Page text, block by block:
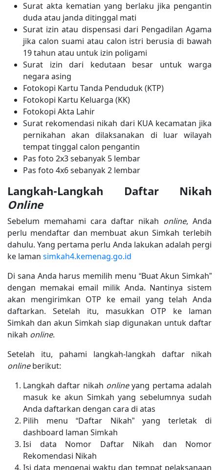
Surat akta kematian yang berlaku jika pengantin
duda atau janda ditinggal mati
Surat izin atau dispensasi dari Pengadilan Agama
jika calon suami atau calon istri berusia di bawah
19 tahun atau untuk izin poligami
Surat izin dari kedutaan besar untuk warga
negara asing
Fotokopi Kartu Tanda Penduduk (KTP)
Fotokopi Kartu Keluarga (KK)
Fotokopi Akta Lahir
Surat rekomendasi nikah dari KUA kecamatan jika
pernikahan akan dilaksanakan di luar wilayah
tempat tinggal calon pengantin
Pas foto 2x3 sebanyak 5 lembar
Pas foto 4x6 sebanyak 2 lembar
Langkah-Langkah Daftar Nikah
Online
Sebelum memahami cara daftar nikah online, Anda
perlu mendaftar dan membuat akun Simkah terlebih
dahulu. Yang pertama perlu Anda lakukan adalah pergi
ke laman simkah4.kemenag.go.id
Di sana Anda harus memilih menu “Buat Akun Simkah”
dengan memakai email milik Anda. Nantinya sistem
akan mengirimkan OTP ke email yang telah Anda
daftarkan. Setelah itu, masukkan OTP ke laman
Simkah dan akun Simkah siap digunakan untuk daftar
nikah online.
Setelah itu, pahami langkah-langkah daftar nikah
onlineberikut:
Langkah daftar nikah onlineyang pertama adalah
masuk ke akun Simkah yang sebelumnya sudah
Anda daftarkan dengan cara di atas
Pilih menu “Daftar Nikah” yang terletak di
dashboard laman Simkah
Isi data Nomor Daftar Nikah dan Nomor
Rekomendasi Nikah
Isi data mengenai waktu dan tempat pelaksanaan